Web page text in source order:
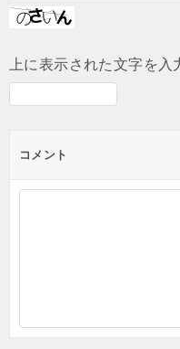
上に表示された文字を入
コメント